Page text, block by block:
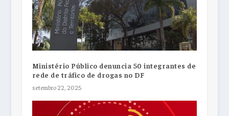
Ministério Público denuncia 50 integrantes de
rede de tráfico de drogas no DF
setembro 22, 2025